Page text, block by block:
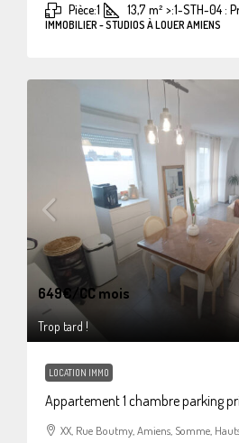
Pièce:1 13,7 m² >:1-STH-04 :
IMMOBILIER - STUDIOS À LOUER AMIENS
649€ /CC mois
Trop tard !
LOCATION IMMO
Appartement 1 chambre parking
XX, Rue Boutmy, Amiens, Somme,